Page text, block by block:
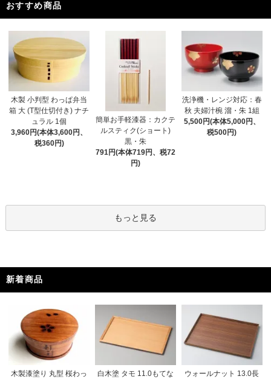
おすすめ商品
木製 小判型 わっぱ弁当
箱 大 (T型仕切付き) ナチ
ュラル 1個
3,960円(本体3,600円、
税360円)
簡単お手軽漆器：カクテ
ルスティク(ショート)
黒・朱
791円(本体719円、税72
円)
洗浄機・レンジ対応：春
秋 夫婦汁椀 溜・朱 1組
5,500円(本体5,000円、
税500円)
もっと見る
新着商品
木製漆塗り 丸型 桜わっ
白木塗 タモ 11.0もてな
ウォールナット 13.0長